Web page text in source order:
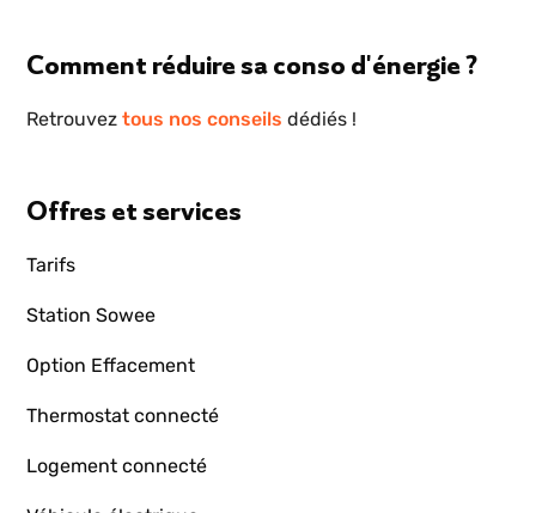
Comment réduire sa conso d'énergie ?
Retrouveztous nos conseils dédiés !
Offres et services
Tarifs
Station Sowee
Option Effacement
Thermostat connecté
Logement connecté